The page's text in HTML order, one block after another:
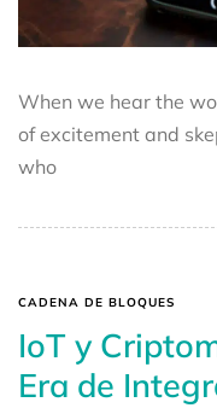
When we hear the
of excitement and
who
CADENA DE BLOQUES
IoT y
Era de